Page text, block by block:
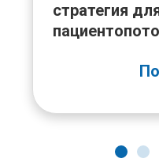
стратегия